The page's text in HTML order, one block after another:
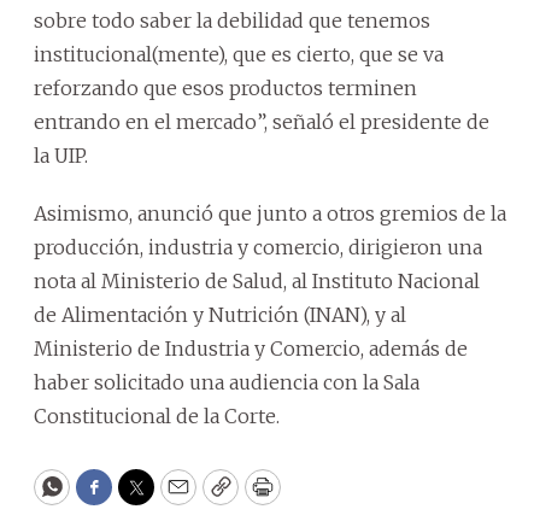
sobre todo saber la debilidad que tenemos
institucional(mente), que es cierto, que se va
reforzando que esos productos terminen
entrando en el mercado”, señaló el presidente de
la UIP.
Asimismo, anunció que junto a otros gremios de la
producción, industria y comercio, dirigieron una
nota al Ministerio de Salud, al Instituto Nacional
de Alimentación y Nutrición (INAN), y al
Ministerio de Industria y Comercio, además de
haber solicitado una audiencia con la Sala
Constitucional de la Corte.
WhatsApp
Facebook
Twitter
EmailCopyPrint